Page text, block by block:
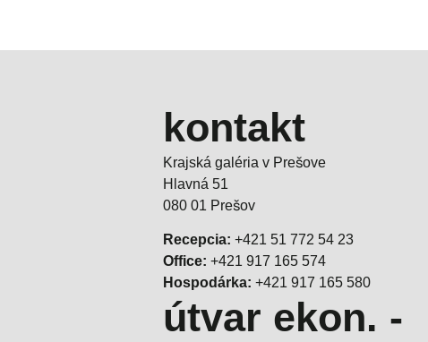
kontakt
Krajská galéria v Prešove
Hlavná 51
080 01 Prešov
Recepcia: +421 51 772 54 23
Office: +421 917 165 574
Hospodárka: +421 917 165 580
útvar ekon. -